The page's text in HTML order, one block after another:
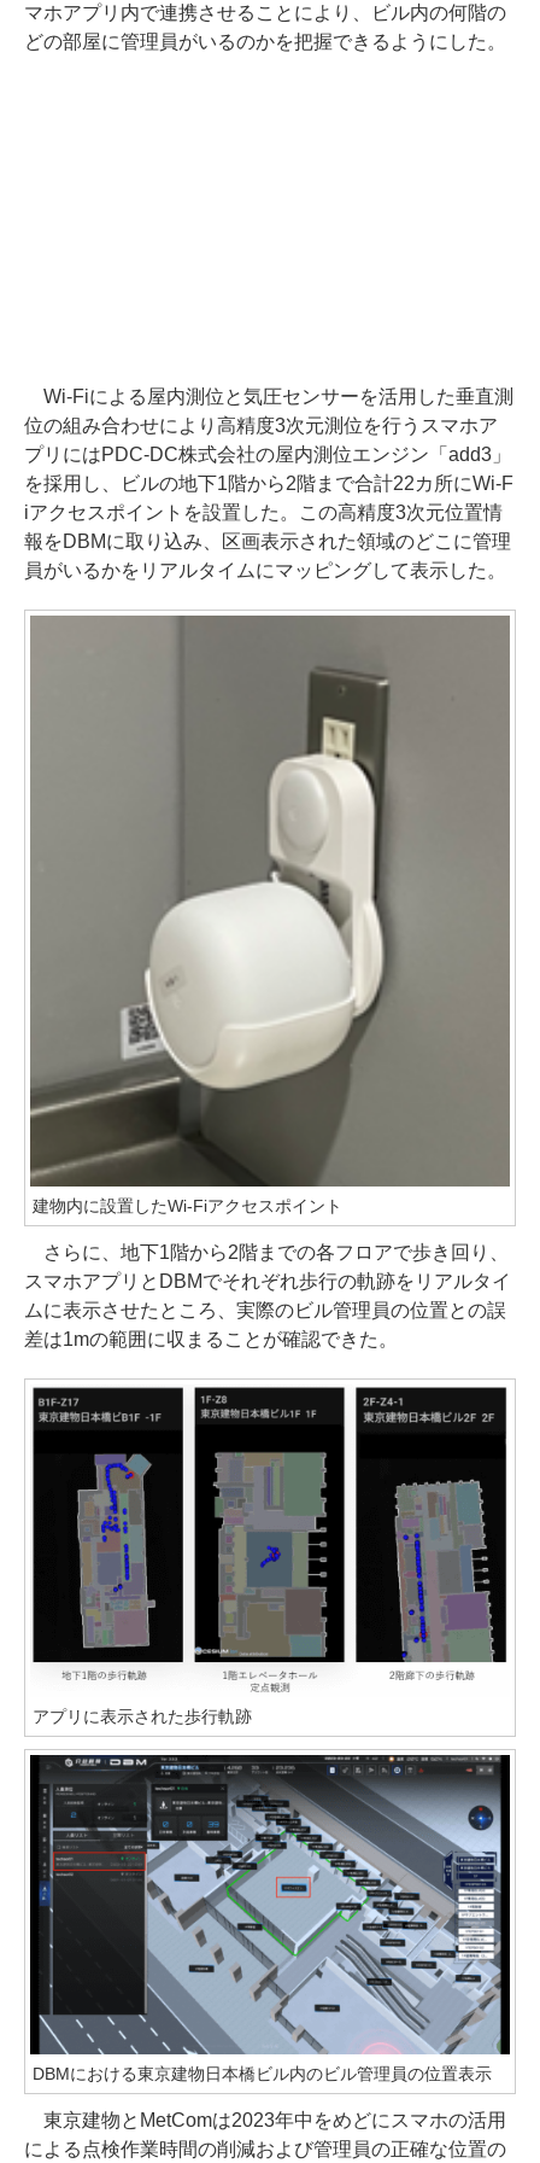
マホアプリ内で連携させることにより、ビル内の何階の
どの部屋に管理員がいるのかを把握できるようにした。
Wi-Fiによる屋内測位と気圧センサーを活用した垂直測
位の組み合わせにより高精度3次元測位を行うスマホア
プリにはPDC-DC株式会社の屋内測位エンジン「add3」
を採用し、ビルの地下1階から2階まで合計22カ所にWi-F
iアクセスポイントを設置した。この高精度3次元位置情
報をDBMに取り込み、区画表示された領域のどこに管理
員がいるかをリアルタイムにマッピングして表示した。
建物内に設置したWi-Fiアクセスポイント
さらに、地下1階から2階までの各フロアで歩き回り、
スマホアプリとDBMでそれぞれ歩行の軌跡をリアルタイ
ムに表示させたところ、実際のビル管理員の位置との誤
差は1mの範囲に収まることが確認できた。
アプリに表示された歩行軌跡
DBMにおける東京建物日本橋ビル内のビル管理員の位置表示
東京建物とMetComは2023年中をめどにスマホの活用
による点検作業時間の削減および管理員の正確な位置の